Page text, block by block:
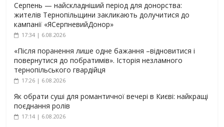
Серпень — найскладніший період для донорства:
жителів Тернопільщини закликають долучитися до
кампанії «ЯСерпневийДонор»
17:34 | 6.08.2026
«Після поранення лише одне бажання –відновитися і
повернутися до побратимів». Історія незламного
тернопільського гвардійця
17:26 | 6.08.2026
Як обрати суші для романтичної вечері в Києві: найкращі
поєднання ролів
17:14 | 6.08.2026